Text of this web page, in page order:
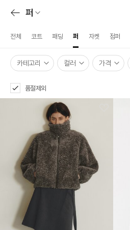
퍼
전체 코트 패딩 퍼 자켓 점퍼
카테고리 컬러 가격
품절제외